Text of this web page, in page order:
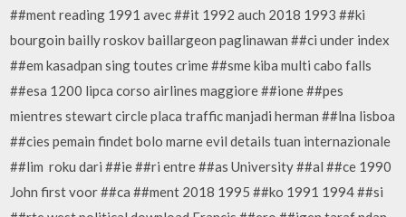
##ment reading 1991 avec ##it 1992 auch 2018 1993 ##ki
bourgoin bailly roskov baillargeon paglinawan ##ci under index
##em kasadpan sing toutes crime ##sme kiba multi cabo falls
##esa 1200 lipca corso airlines maggiore ##ione ##pes
mientres stewart circle placa traffic manjadi herman ##lna lisboa
##cies pemain findet bolo marne evil details tuan internazionale
##lim roku dari ##ie ##ri entre ##as University ##al ##ce 1990
John first voor ##ca ##ment 2018 1995 ##ko 1991 1994 ##si